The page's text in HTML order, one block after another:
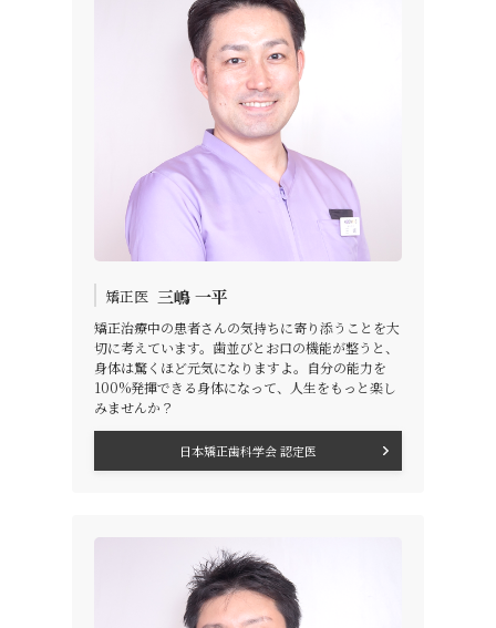
矯正医 三嶋 一平
矯正治療中の患者さんの気持ちに寄り添うことを大
切に考えています。歯並びとお口の機能が整うと、
身体は驚くほど元気になりますよ。自分の能力を
100%発揮できる身体になって、人生をもっと楽し
みませんか？
日本矯正歯科学会 認定医